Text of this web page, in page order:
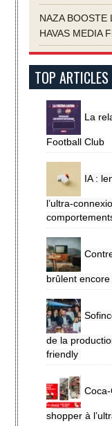
NAZA BOOSTE
HAVAS MEDIA
TOP ARTICLES
La
Football Club
IA :
l’ultra-
brûlent
de la
friendly
shopper à